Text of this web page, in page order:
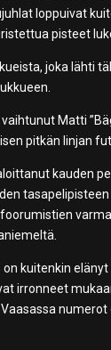
loppuivat
pisteet
joka lähti
Matti
pitkän linjan
kauden
tasapelipisteen
on kuitenkin
irronneet